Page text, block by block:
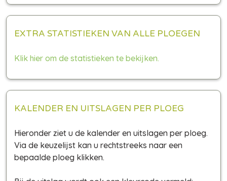
EXTRA STATISTIEKEN VAN ALLE PLOEGEN
Klik hier om de statistieken te bekijken.
KALENDER EN UITSLAGEN PER PLOEG
Hieronder ziet u de kalender en uitslagen per ploeg.
Via de keuzelijst kan u rechtstreeks naar een
bepaalde ploeg klikken.